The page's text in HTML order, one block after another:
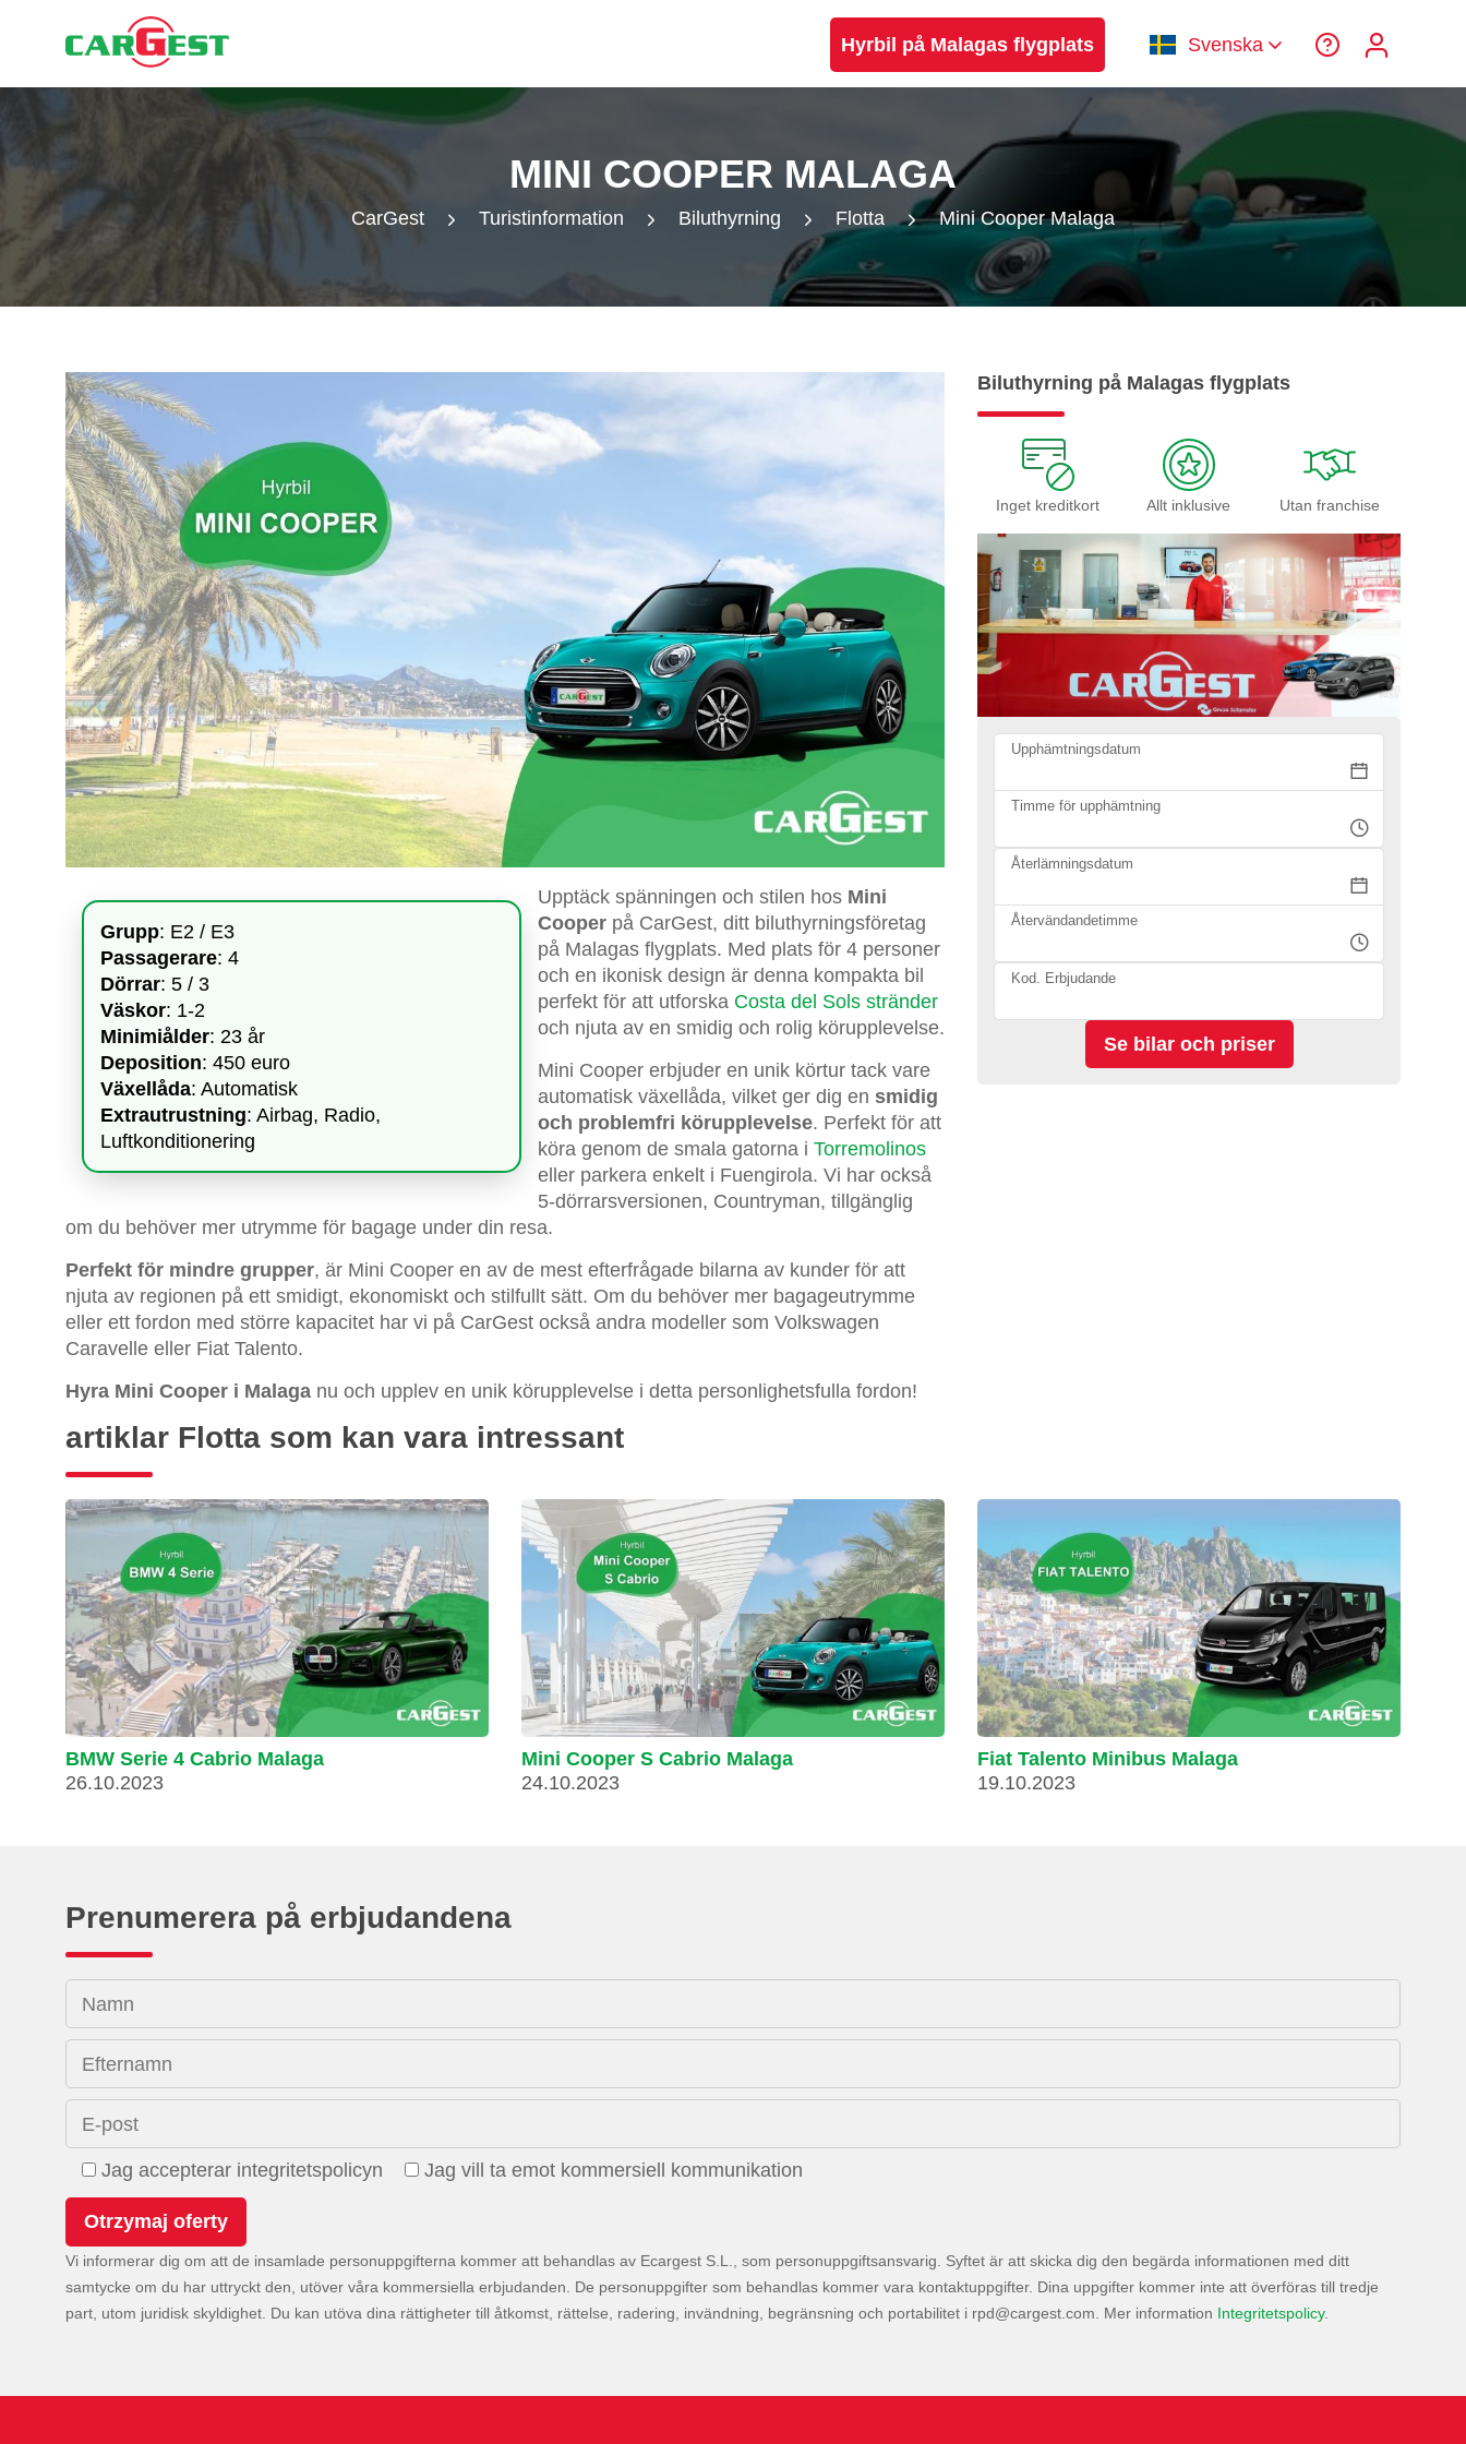
Hyrbil på Malagas flygplats Svenska
MINI COOPER MALAGA
CarGest Turistinformation Biluthyrning Flotta Mini Cooper Malaga
Grupp: E2 / E3
Passagerare: 4
Dörrar: 5 / 3
Väskor: 1-2
Minimiålder: 23 år
Deposition: 450 euro
Växellåda: Automatisk
Extrautrustning: Airbag, Radio,
Luftkonditionering
Upptäck spänningen och stilen hos Mini
Cooper på CarGest, ditt biluthyrningsföretag
på Malagas flygplats. Med plats för 4 personer
och en ikonisk design är denna kompakta bil
perfekt för att utforska Costa del Sols stränder
och njuta av en smidig och rolig körupplevelse.
Mini Cooper erbjuder en unik körtur tack vare
automatisk växellåda, vilket ger dig en smidig
och problemfri körupplevelse. Perfekt för att
köra genom de smala gatorna i Torremolinos
eller parkera enkelt i Fuengirola. Vi har också
5-dörrarsversionen, Countryman, tillgänglig
om du behöver mer utrymme för bagage under din resa.
Perfekt för mindre grupper, är Mini Cooper en av de mest efterfrågade bilarna av kunder för att
njuta av regionen på ett smidigt, ekonomiskt och stilfullt sätt. Om du behöver mer bagageutrymme
eller ett fordon med större kapacitet har vi på CarGest också andra modeller som Volkswagen
Caravelle eller Fiat Talento.
Hyra Mini Cooper i Malaga nu och upplev en unik körupplevelse i detta personlighetsfulla fordon!
Biluthyrning på Malagas flygplats
Inget kreditkort Allt inklusive Utan franchise
Upphämtningsdatum
Timme för upphämtning
Återlämningsdatum
Återvändandetimme
Kod. Erbjudande
artiklar Flotta som kan vara intressant
BMW Serie 4 Cabrio Malaga
26.10.2023
Mini Cooper S Cabrio Malaga
24.10.2023
Fiat Talento Minibus Malaga
19.10.2023
Prenumerera på erbjudandena
Namn
Efternamn
E-post
Jag accepterar integritetspolicyn Jag vill ta emot kommersiell kommunikation
Vi informerar dig om att de insamlade personuppgifterna kommer att behandlas av Ecargest S.L., som personuppgiftsansvarig. Syftet är att skicka dig den begärda informationen med ditt
samtycke om du har uttryckt den, utöver våra kommersiella erbjudanden. De personuppgifter som behandlas kommer vara kontaktuppgifter. Dina uppgifter kommer inte att överföras till tredje
part, utom juridisk skyldighet. Du kan utöva dina rättigheter till åtkomst, rättelse, radering, invändning, begränsning och portabilitet i
. Mer information Integritetspolicy.